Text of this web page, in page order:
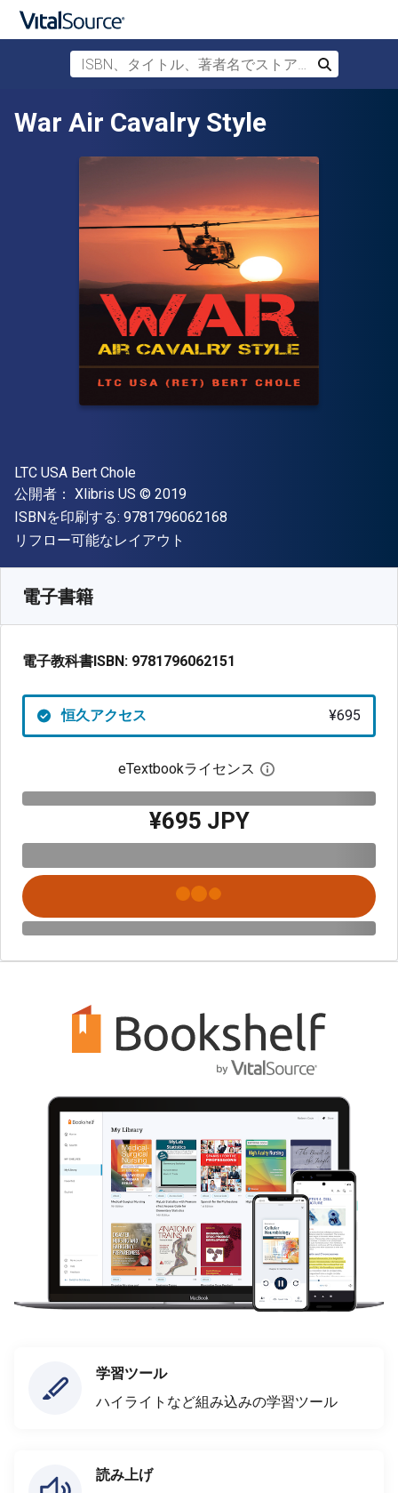
メインコンテンツへスキップ
ISBN、タイトル、著者名でストアを検索
検索
War Air Cavalry Style
著者
LTC USA Bert Chole
出版社
公開者： Xlibris US 著作権
© 2019
ISBNを印刷する: 9781796062168
形式
リフロー可能なレイアウト
電子書籍
電子教科書ISBN: 9781796062151
恒久アクセス ¥695
eTextbookライセンス デジタルライセン
¥695 JPY
学習ツール
ハイライトなど組み込みの学習ツール
読み上げ